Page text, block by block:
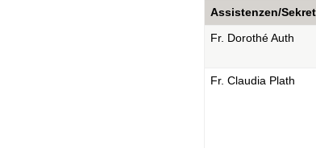
Assistenzen/
Fr. Dorothé Auth
Fr. Claudia Plath